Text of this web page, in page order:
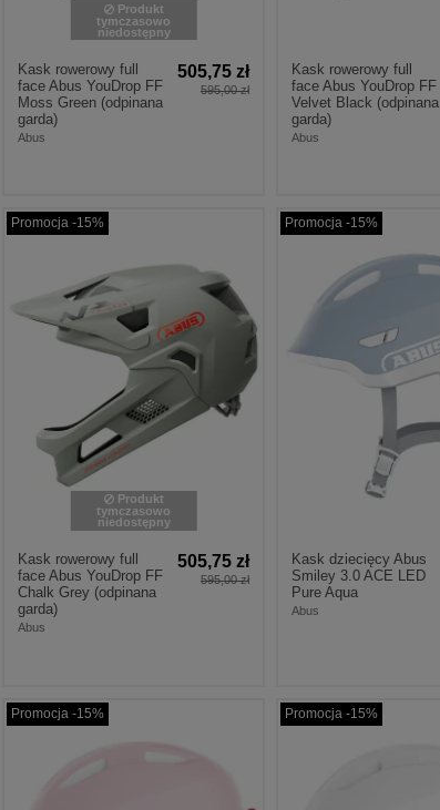
Produkt
tymczasowo
niedostępny
Kask rowerowy full
face Abus YouDrop FF
Moss Green (odpinana
garda)
Abus
505,75 zł
595,00 zł
Kask rowerowy full
face Abus YouDrop FF
Velvet Black (odpinana
garda)
Abus
Promocja -15%
Produkt
tymczasowo
niedostępny
Kask rowerowy full
face Abus YouDrop FF
Chalk Grey (odpinana
garda)
Abus
505,75 zł
595,00 zł
Promocja -15%
Kask dziecięcy Abus
Smiley 3.0 ACE LED
Pure Aqua
Abus
Promocja -15% Promocja -15%